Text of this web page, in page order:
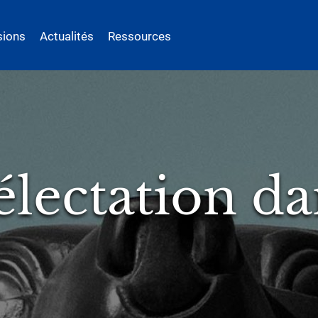
Actualités Ressources
sous
: